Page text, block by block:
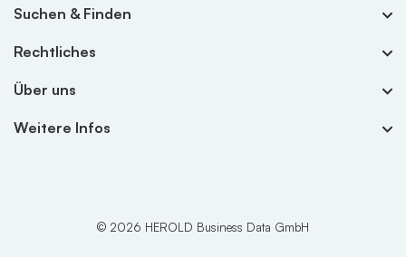
Suchen & Finden
Firma hinzufügen
Firmen A-Z
Personen A-Z
Rechtliches
Datenquellen
Offenlegung
Über uns
Produkte
Weitere Infos
© 2026 HEROLD Business Data GmbH